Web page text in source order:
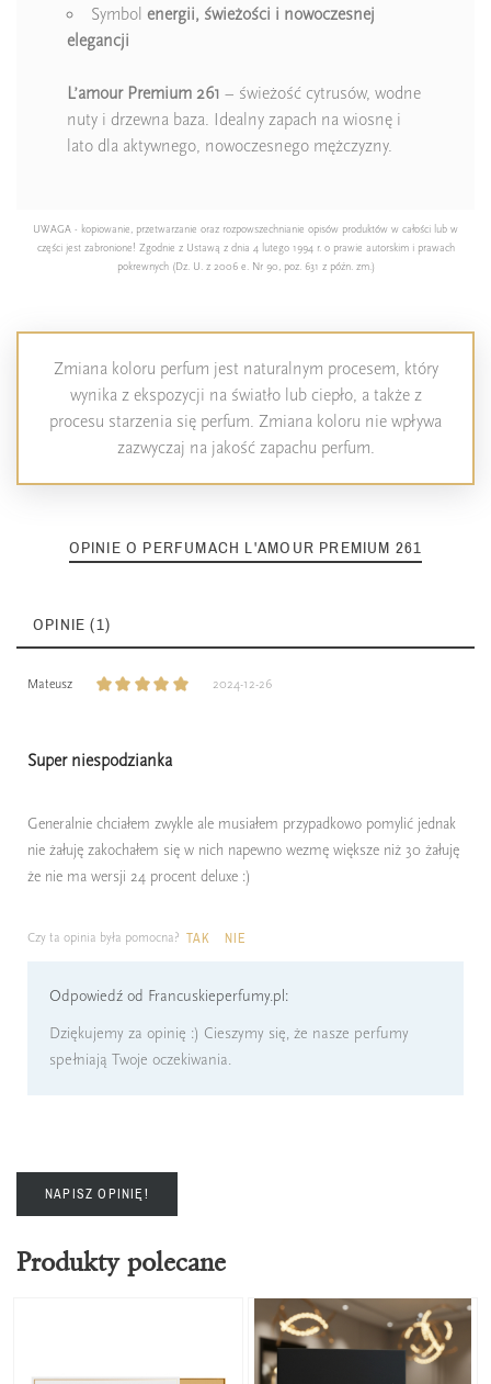
Symbol energii, świeżości i nowoczesnej
elegancji
L’amour Premium 261 – świeżość cytrusów, wodne
nuty i drzewna baza. Idealny zapach na wiosnę i
lato dla aktywnego, nowoczesnego mężczyzny.
UWAGA - kopiowanie, przetwarzanie oraz rozpowszechnianie opisów produktów w całości lub w
części jest zabronione! Zgodnie z Ustawą z dnia 4 lutego 1994 r. o prawie autorskim i prawach
pokrewnych (Dz. U. z 2006 e. Nr 90, poz. 631 z późn. zm.)
Zmiana koloru perfum jest naturalnym procesem, który
wynika z ekspozycji na światło lub ciepło, a także z
procesu starzenia się perfum. Zmiana koloru nie wpływa
zazwyczaj na jakość zapachu perfum.
OPINIE O PERFUMACH L'AMOUR PREMIUM 261
OPINIE (1)
Mateusz 2024-12-26
Super niespodzianka
Generalnie chciałem zwykle ale musiałem przypadkowo pomylić jednak
nie żałuję zakochałem się w nich napewno wezmę większe niż 30 żałuję
że nie ma wersji 24 procent deluxe :)
Czy ta opinia była pomocna? TAK NIE
Odpowiedź od Francuskieperfumy.pl:
Dziękujemy za opinię :) Cieszymy się, że nasze perfumy
spełniają Twoje oczekiwania.
NAPISZ OPINIĘ!
Produkty polecane